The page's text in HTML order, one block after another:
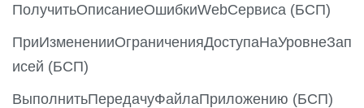
ПолучитьОписаниеОшибкиWebСервиса (БСП)
ПриИзмененииОграниченияДоступаНаУровнеЗап
исей (БСП)
ВыполнитьПередачуФайлаПриложению (БСП)